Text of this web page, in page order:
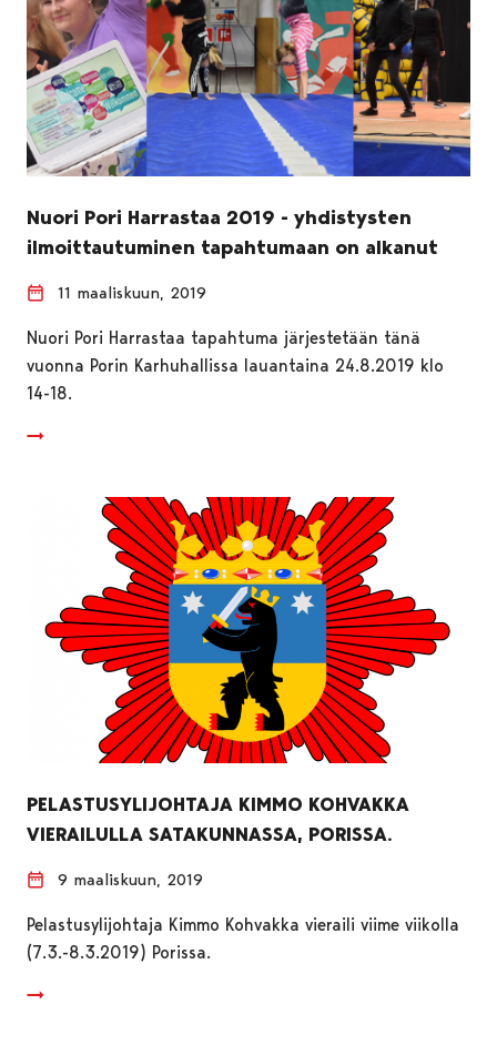
Nuori Pori Harrastaa 2019 - yhdistysten
ilmoittautuminen tapahtumaan on alkanut
11 maaliskuun, 2019
Nuori Pori Harrastaa tapahtuma järjestetään tänä
vuonna Porin Karhuhallissa lauantaina 24.8.2019 klo
14-18.
PELASTUSYLIJOHTAJA KIMMO KOHVAKKA
VIERAILULLA SATAKUNNASSA, PORISSA.
9 maaliskuun, 2019
Pelastusylijohtaja Kimmo Kohvakka vieraili viime viikolla
(7.3.-8.3.2019) Porissa.